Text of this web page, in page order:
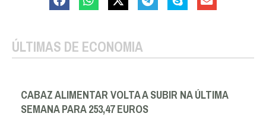
ÚLTIMAS DE ECONOMIA
CABAZ ALIMENTAR VOLTA A SUBIR NA ÚLTIMA
SEMANA PARA 253,47 EUROS